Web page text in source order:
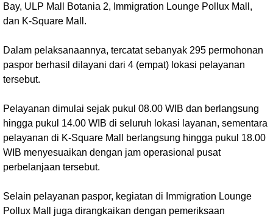
Bay, ULP Mall Botania 2, Immigration Lounge Pollux Mall,
dan K-Square Mall.
Dalam pelaksanaannya, tercatat sebanyak 295 permohonan
paspor berhasil dilayani dari 4 (empat) lokasi pelayanan
tersebut.
Pelayanan dimulai sejak pukul 08.00 WIB dan berlangsung
hingga pukul 14.00 WIB di seluruh lokasi layanan, sementara
pelayanan di K-Square Mall berlangsung hingga pukul 18.00
WIB menyesuaikan dengan jam operasional pusat
perbelanjaan tersebut.
Selain pelayanan paspor, kegiatan di Immigration Lounge
Pollux Mall juga dirangkaikan dengan pemeriksaan